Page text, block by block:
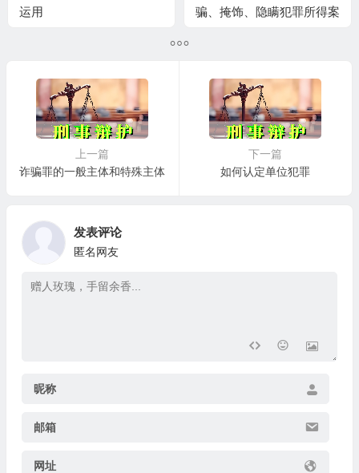
运用
骗、掩饰、隐瞒犯罪所得案
上一篇
诈骗罪的一般主体和特殊主体
下一篇
如何认定单位犯罪
发表评论
匿名网友
昵称
邮箱
网址